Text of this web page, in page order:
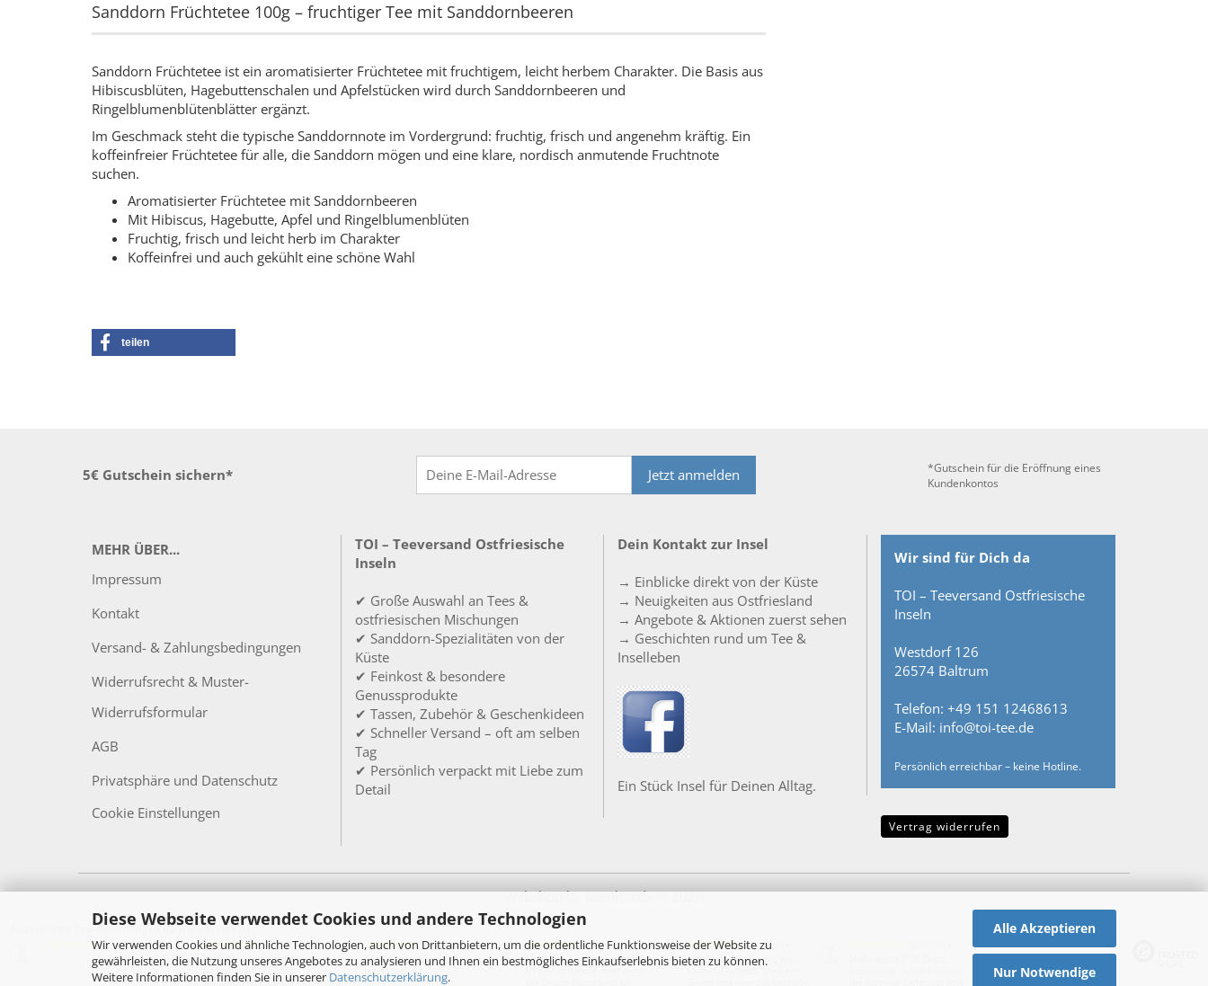
Diese Webseite verwendet Cookies und andere Technologien
Wir verwenden Cookies und ähnliche Technologien, auch von Drittanbietern, um die ordentliche Funktionsweise der Website zu
gewährleisten, die Nutzung unseres Angebotes zu analysieren und Ihnen ein bestmögliches Einkaufserlebnis bieten zu können.
Weitere Informationen finden Sie in unserer Datenschutzerklärung.
Alle Akzeptieren
Nur Notwendige
Sanddorn Früchtetee 100g – fruchtiger Tee mit Sanddornbeeren
Sanddorn Früchtetee ist ein aromatisierter Früchtetee mit fruchtigem, leicht herbem Charakter. Die Basis aus
Hibiscusblüten, Hagebuttenschalen und Apfelstücken wird durch Sanddornbeeren und
Ringelblumenblütenblätter ergänzt.
Im Geschmack steht die typische Sanddornnote im Vordergrund: fruchtig, frisch und angenehm kräftig. Ein
koffeinfreier Früchtetee für alle, die Sanddorn mögen und eine klare, nordisch anmutende Fruchtnote
suchen.
Aromatisierter Früchtetee mit Sanddornbeeren
Mit Hibiscus, Hagebutte, Apfel und Ringelblumenblüten
Fruchtig, frisch und leicht herb im Charakter
Koffeinfrei und auch gekühlt eine schöne Wahl
teilen
5€ Gutschein sichern* Jetzt anmelden
*Gutschein für die Eröffnung eines
Kundenkontos
MEHR ÜBER...
Impressum
Kontakt
Versand- & Zahlungsbedingungen
Widerrufsrecht & Muster-
Widerrufsformular
AGB
Privatsphäre und Datenschutz
Cookie Einstellungen
TOI – Teeversand Ostfriesische
Inseln
✔ Große Auswahl an Tees &
ostfriesischen Mischungen
✔ Sanddorn-Spezialitäten von der
Küste
✔ Feinkost & besondere
Genussprodukte
✔ Tassen, Zubehör & Geschenkideen
✔ Schneller Versand – oft am selben
Tag
✔ Persönlich verpackt mit Liebe zum
Detail
Dein Kontakt zur Insel
→ Einblicke direkt von der Küste
→ Neuigkeiten aus Ostfriesland
→ Angebote & Aktionen zuerst sehen
→ Geschichten rund um Tee &
Inselleben
Ein Stück Insel für Deinen Alltag.
Wir sind für Dich da
TOI – Teeversand Ostfriesische
Inseln
Westdorf 126
26574 Baltrum
Telefon: +49 151 12468613
E-Mail: info@toi-tee.de
Persönlich erreichbar – keine Hotline.
Vertrag widerrufen
Webshopby Gambio.de © 2026
05.08.26▼ 27.07.26▼
Schneller, unkomplizierter
Bestellablauf, schneller
Versandt, wirklich toll
24.07.26 ▼
Alles super! Schnelle
Lieferung!
20.07.26▼
Moin, der Service im Laden
ist schon Klasse aber auch
18.07.26
Nachhaltig verpackt, mit